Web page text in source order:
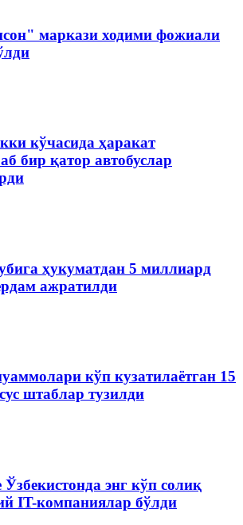
маркази ходими фожиали
кўчасида ҳаракат
бир қатор автобуслар
ҳукуматдан 5 миллиард
ажратилди
кўп кузатилаётган 15
штаблар тузилди
энг кўп солиқ
IT-компаниялар бўлди